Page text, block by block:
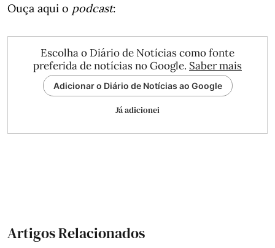
Ouça aqui o podcast:
Escolha o Diário de Notícias como fonte
preferida de notícias no Google. Saber mais
Adicionar o Diário de Notícias ao Google
Já adicionei
Artigos Relacionados